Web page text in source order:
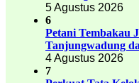
5 Agustus 2026
6
Petani Tembakau
Tanjungwadung
4 Agustus 2026
7